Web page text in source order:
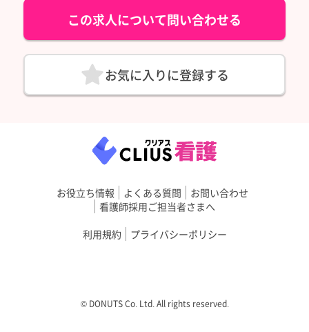
この求人について問い合わせる
お気に入りに登録する
お役立ち情報 よくある質問
お問い合わせ
看護師採用ご担当者さまへ
利用規約
プライバシーポリシー
©︎ DONUTS Co. Ltd. All rights reserved.